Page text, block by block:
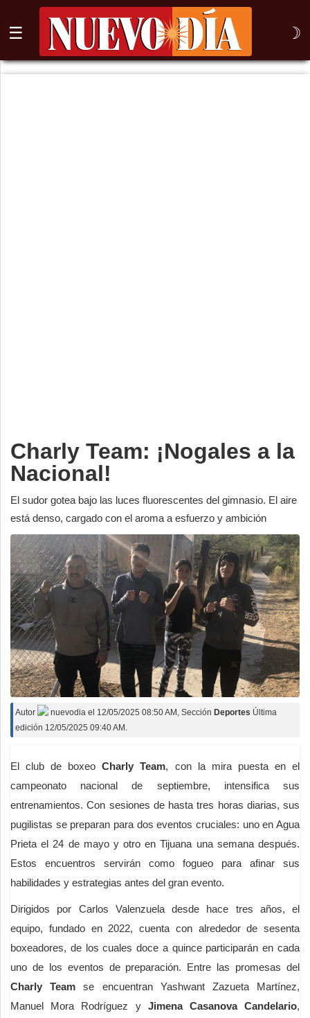
☰ ☽
⌕
Charly Team: ¡Nogales a la
Nacional!
El sudor gotea bajo las luces fluorescentes del gimnasio. El aire
está denso, cargado con el aroma a esfuerzo y ambición
Autor nuevodia el 12/05/2025 08:50 AM , Sección Deportes Última
edición 12/05/2025 09:40 AM.
El club de boxeoCharly Team, con la mira puesta en el
campeonato nacional de septiembre, intensifica sus
entrenamientos. Con sesiones de hasta tres horas diarias, sus
pugilistas se preparan para dos eventos cruciales: uno en Agua
Prieta el 24 de mayo y otro en Tijuana una semana después.
Estos encuentros servirán como fogueo para afinar sus
habilidades y estrategias antes del gran evento.
Dirigidos por Carlos Valenzuela desde hace tres años, el
equipo, fundado en 2022, cuenta con alrededor de sesenta
boxeadores, de los cuales doce a quince participarán en cada
uno de los eventos de preparación. Entre las promesas del
Charly Team se encuentran Yashwant Zazueta Martínez,
Manuel Mora Rodríguez y Jimena Casanova Candelario,